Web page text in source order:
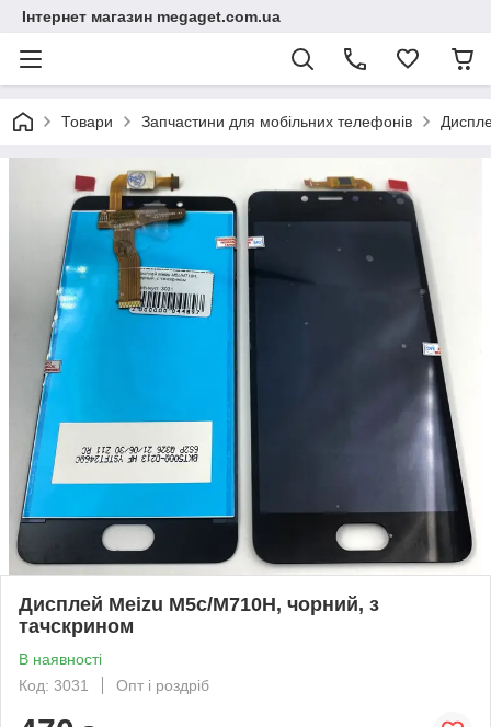
Інтернет магазин megaget.com.ua
Товари Запчастини для мобільних телефонів
Дисплей Meizu M5c/M710H, чорний, з
тачскрином
В наявності
Код: 3031
Опт і роздріб